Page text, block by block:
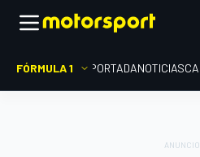
FÓRMULA 1 PORTADANOTICIAS